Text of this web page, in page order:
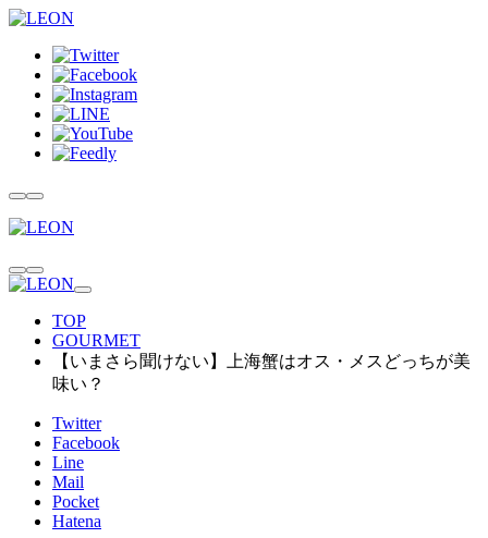
TOP
GOURMET
【いまさら聞けない】上海蟹はオス・メスどっちが美
味い？
Twitter
Facebook
Line
Mail
Pocket
Hatena